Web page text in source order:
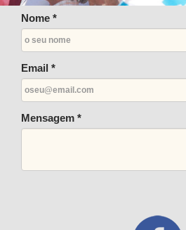
Nome *
Email *
Mensagem *